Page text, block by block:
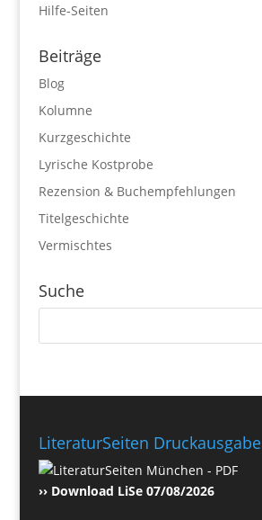
Hilfe-Seiten
Beiträge
Blog
Kolumne
Kurzgeschichte
Lyrische Kostprobe
Rezension & Buchempfehlungen
Titelgeschichte
Vermischtes
Suche
LiteraturSeiten Druckausgabe
›› Download LiSe 07/08/2026